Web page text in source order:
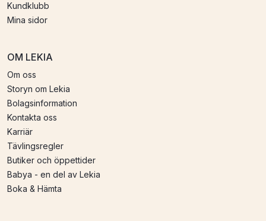
Kundklubb
Mina sidor
OM LEKIA
Om oss
Storyn om Lekia
Bolagsinformation
Kontakta oss
Karriär
Tävlingsregler
Butiker och öppettider
Babya - en del av Lekia
Boka & Hämta